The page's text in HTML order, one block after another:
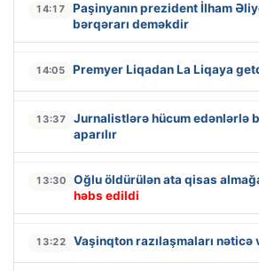
14:17
Paşinyanın prezident İlham
bərqərarı deməkdir
14:05 Premyer Liqadan La Liqaya
13:37
Jurnalistlərə hücum edənlərlə
aparılır
13:30 Oğlu öldürülən ata qisas
həbs edildi
13:22 Vaşinqton razılaşmaları nəticə